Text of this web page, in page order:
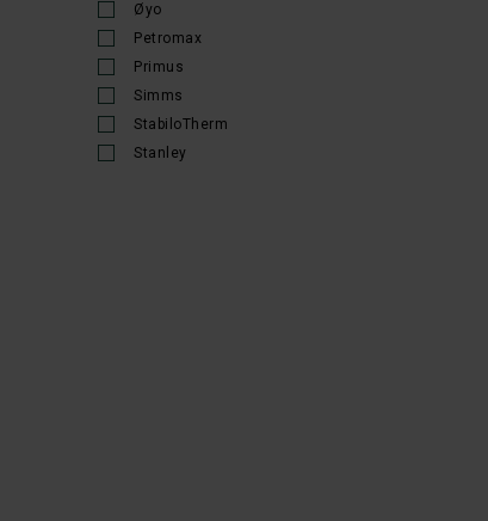
Øyo
Petromax
Primus
Simms
StabiloTherm
Stanley